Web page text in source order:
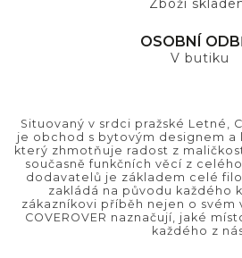
Zboží
OSOBNÍ
V butiku
Situovaný v srdci pražské Letné,
je obchod s bytovým designem
který zhmotňuje radost z
současně funkčních věcí z
dodavatelů je základem celé
zakládá na původu každého
zákazníkovi příběh nejen o svém
COVEROVER naznačují, jaké
každého z